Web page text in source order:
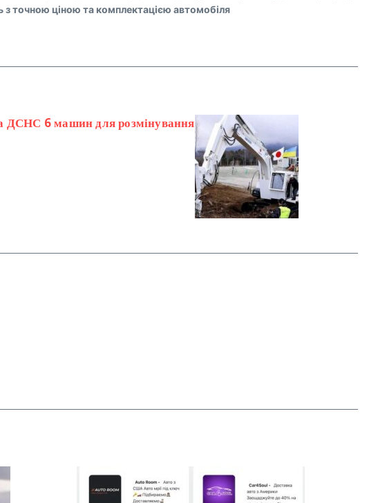
з точною ціною та комплектацією автомобіля
ДСНС 6 машин для розмінування